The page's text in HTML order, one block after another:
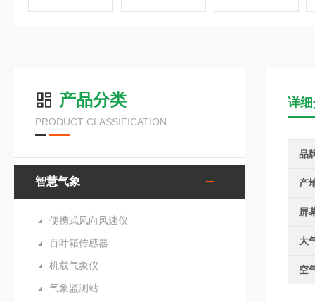
产品分类
PRODUCT CLASSIFICATION
智慧气象
便携式风向风速仪
百叶箱传感器
机载气象仪
气象监测站
详
品
产
屏
大
空